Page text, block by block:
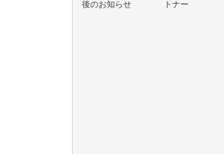
後のお知らせ
トナー